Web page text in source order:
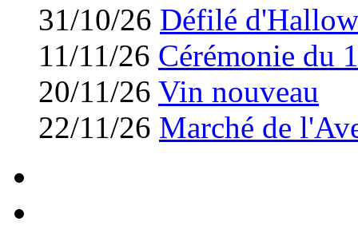
31/10/26 Défilé
11/11/26 Cérémonie du
20/11/26 Vin nouveau
22/11/26 Marché de